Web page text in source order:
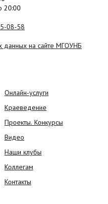
20:00
08-58
данных на сайте МГОУНБ
Онлайн-услуги
Краеведение
Проекты. Конкурсы
Видео
Наши клубы
Коллегам
Контакты